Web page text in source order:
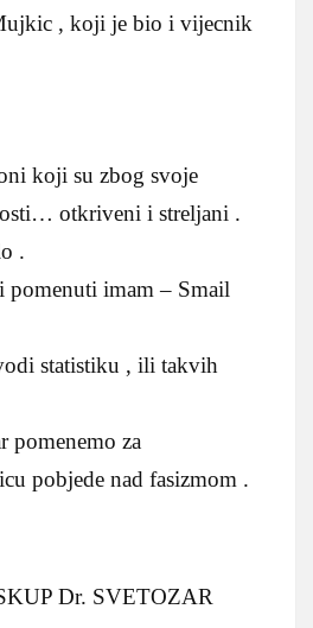
, koji je bio i vijecnik
koji su zbog svoje
otkriveni i streljani .
.
pomenuti imam – Smail
statistiku , ili takvih
pomenemo za
pobjede nad fasizmom .
SVETOZAR